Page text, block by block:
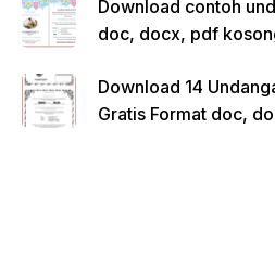
Download contoh
doc, docx, pdf
Download 14
Gratis Format doc,